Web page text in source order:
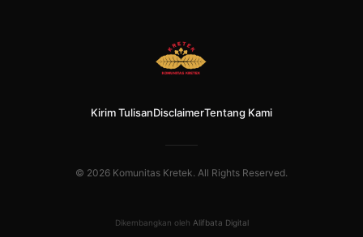
Kirim TulisanDisclaimerTentang Kami
© 2026 Komunitas Kretek. All Rights Reserved.
Dikembangkan oleh Alifbata Digital